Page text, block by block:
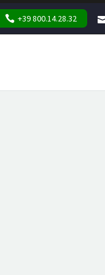
+39 800.14.28.32